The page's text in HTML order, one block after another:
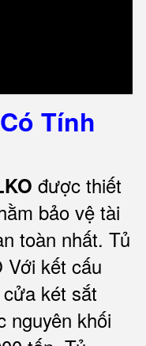
Tính
được thiết
bảo vệ tài
toàn nhất. Tủ
Với kết cấu
két sắt
nguyên khối